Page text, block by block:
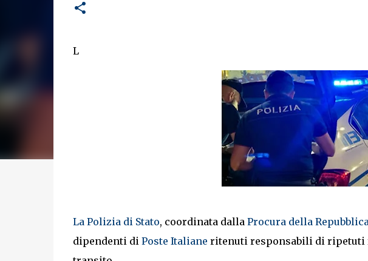
L
La Polizia di Stato, coordinata dalla Procura della
dipendenti di Poste Italiane ritenuti responsabili di ripetuti